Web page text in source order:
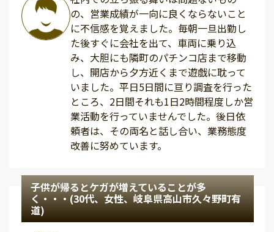
の、営業成績が一向に良くならないこと
に不信感を覚えました。毎朝一旦出勤し
た後すぐに会社を出て、車両に乗り込
み、大胆にも隣町のパチンコ店まで移動
し、開店から夕方近くまで遊戯に耽って
いました。平日5日間に亘り調査を行った
ところ、2日間それも1日2時間程度しか営
業活動を行っていませんでした。後日依
頼者は、その両名と話し合い、業務態度
改善に努めています。
子供が帰るとケガが増えていることが多
く・・・(30代、女性、岐阜県高山市久々野町有
道)